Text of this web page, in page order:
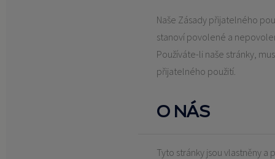
Naše Zásady přijatelného
stanoví povolené a
Používáte-li naše stránky,
přijatelného použití.
O NÁS
Tyto stránky jsou vlastněny